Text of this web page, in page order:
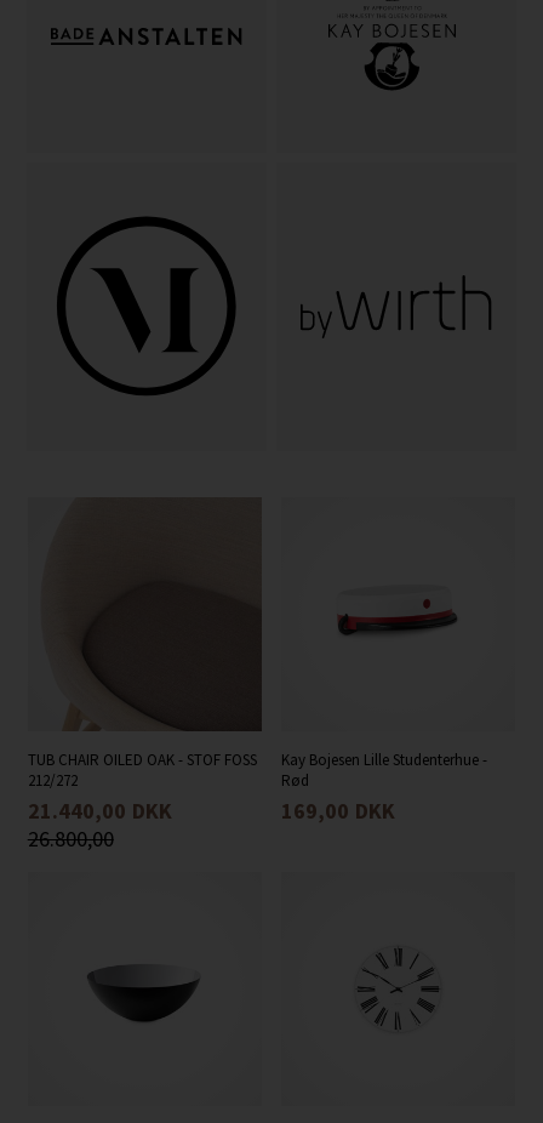
TUB CHAIR OILED OAK - STOF FOSS
212/272
21.440,00 DKK
26.800,00
Kay Bojesen Lille Studenterhue -
Rød
169,00 DKK